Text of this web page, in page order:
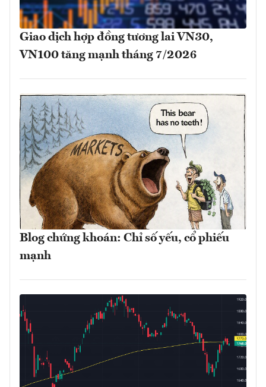
Giao dịch hợp đồng tương lai VN30,
VN100 tăng mạnh tháng 7/2026
Blog chứng khoán: Chỉ số yếu, cổ phiếu
mạnh